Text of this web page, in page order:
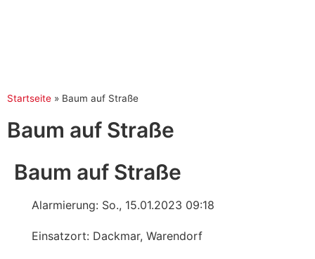
Startseite » Baum auf Straße
Baum auf Straße
Baum auf Straße
Alarmierung: So., 15.01.2023 09:18
Einsatzort: Dackmar, Warendorf